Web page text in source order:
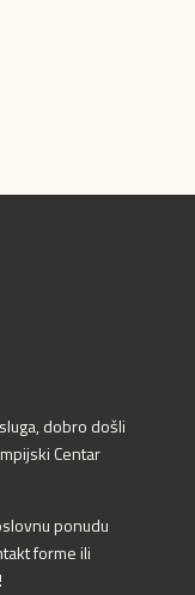
dobro došli
Centar
ponudu
forme ili